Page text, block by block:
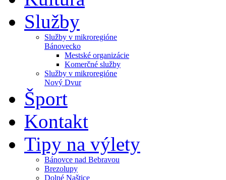
Služby
Služby v mikroregióne
Bánovecko
Mestské organizácie
Komerčné služby
Služby v mikroregióne
Nový Dvur
Šport
Kontakt
Tipy na výlety
Bánovce nad Bebravou
Brezolupy
Dolné Naštice